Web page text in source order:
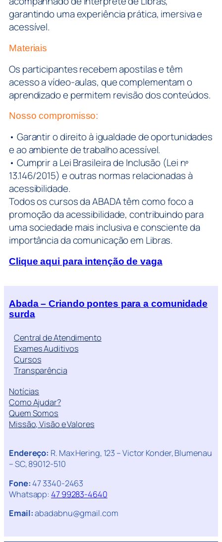
garantindo uma experiência prática, imersiva e
acessível.
Materiais
Os participantes recebem apostilas e têm
acesso a vídeo-aulas, que complementam o
aprendizado e permitem revisão dos conteúdos.
Nosso compromisso:
• Garantir o direito à igualdade de oportunidades
e ao ambiente de trabalho acessível.
• Cumprir a Lei Brasileira de Inclusão (Lei nº
13.146/2015) e outras normas relacionadas à
acessibilidade.
Todos os cursos da ABADA têm como foco a
promoção da acessibilidade, contribuindo para
uma sociedade mais inclusiva e consciente da
importância da comunicação em Libras.
Clique aqui para intenção de vaga
Abada – Criando pontes para a comunidade
surda
Central de Atendimento
Exames Auditivos
Cursos
Transparência
Notícias
Como Ajudar?
Quem Somos
Missão, Visão e Valores
Endereço: R. Max Hering, 123 – Victor Konder, Blumenau
– SC, 89012-510
Fone:47 3340-2463
Whatsapp:47 99283-4640
Email:abadabnu@gmail.com